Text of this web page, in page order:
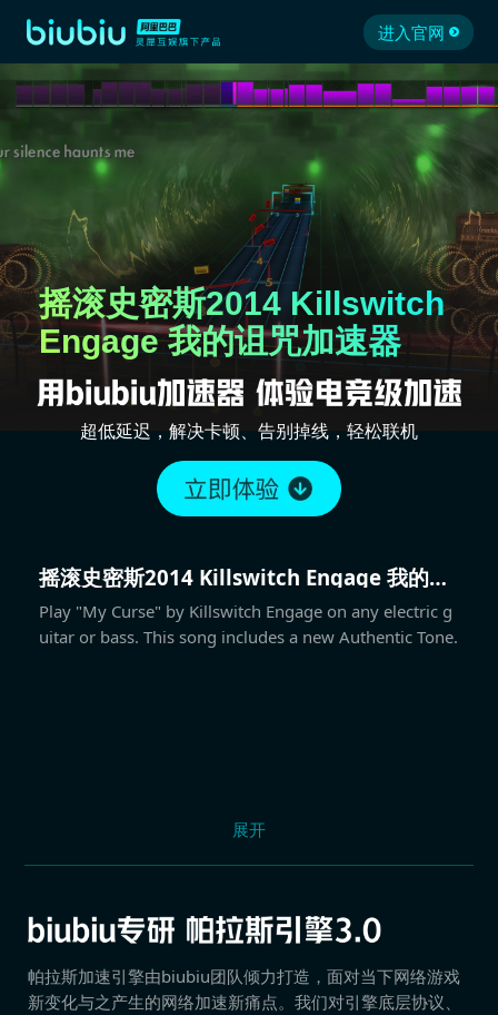
进入官网
摇滚史密斯2014 Killswitch
Engage 我的诅咒加速器
超低延迟，解决卡顿、告别掉线，轻松联机
摇滚史密斯2014 Killswitch Engage 我的诅
Play "My Curse" by Killswitch Engage on any electric g
uitar or bass. This song includes a new Authentic Tone.
展开
帕拉斯加速引擎由biubiu团队倾力打造，面对当下网络游戏
新变化与之产生的网络加速新痛点。我们对引擎底层协议、